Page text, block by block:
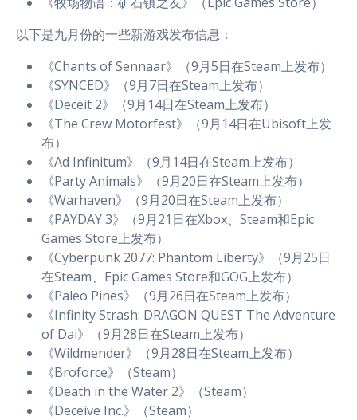
以下是九月份的一些新游戏发布信息：
《Chants of Sennaar》（9月5日在Steam上发布）
《SYNCED》（9月7日在Steam上发布）
《Deceit 2》（9月14日在Steam上发布）
《The Crew Motorfest》（9月14日在Ubisoft上发
布）
《Ad Infinitum》（9月14日在Steam上发布）
《Party Animals》（9月20日在Steam上发布）
《Warhaven》（9月20日在Steam上发布）
《PAYDAY 3》（9月21日在Xbox、Steam和Epic
Games Store上发布）
《Cyberpunk 2077: Phantom Liberty》（9月25日
在Steam、Epic Games Store和GOG上发布）
《Paleo Pines》（9月26日在Steam上发布）
《Infinity Strash: DRAGON QUEST The Adventure
of Dai》（9月28日在Steam上发布）
《Wildmender》（9月28日在Steam上发布）
《Broforce》（Steam）
《Death in the Water 2》（Steam）
《Deceive Inc.》（Steam）